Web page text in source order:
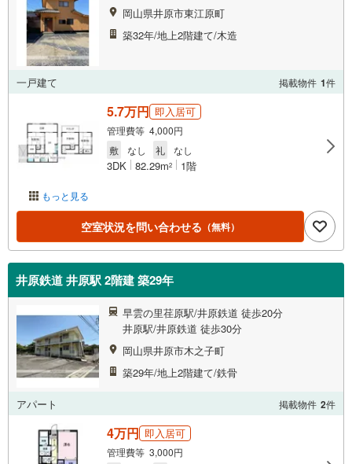
岡山県井原市東江原町
築32年/地上2階建て/木造
一戸建て 掲載物件 1件
もっと見る
5.7万円 即入居可
管理費等 4,000円
敷
なし 礼 なし
3DK 82.29m2 1階
空室状況を問い合わせる （無料）
井原鉄道 井原駅 2階建 築29年
早雲の里荏原駅/井原鉄道 徒歩20分
井原駅/井原鉄道 徒歩30分
岡山県井原市木之子町
築29年/地上2階建て/鉄骨
アパート 掲載物件 2件
4万円 即入居可
管理費等 3,000円